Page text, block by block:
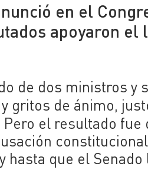
en el
apoyaron
de dos ministros y
gritos de ánimo,
Pero el resultado
hasta que el